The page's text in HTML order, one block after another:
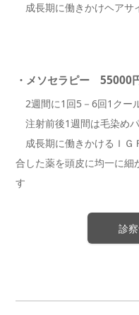
成長期に働きかけヘアサ
・メソセラピー 55000
2週間に1回5－6回1クー
注射前後1週間は毛染め
成長期に働きかけるＩＧ
合した薬を頭皮に均一に
す
診